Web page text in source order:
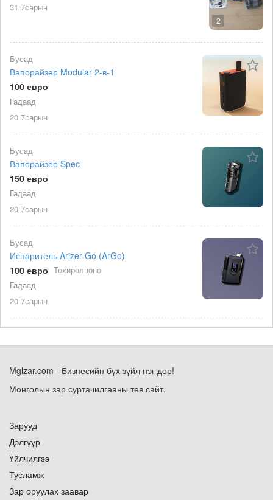
2
31 7сарын
Бусад
Вапорайзер Modular 2-в-1
100 евро
Гадаад
20 7сарын
Бусад
Вапорайзер Spec
150 евро
Гадаад
20 7сарын
Бусад
Испаритель Arizer Go (ArGo)
100 евро Тохиролцоно
Гадаад
20 7сарын
Mglzar.com - Бизнесийн бүх зүйл нэг дор!
Монголын зар суртачилгааны төв сайт.
Зарууд
Дэлгүүр
Үйлчилгээ
Тусламж
Зар оруулах заавар